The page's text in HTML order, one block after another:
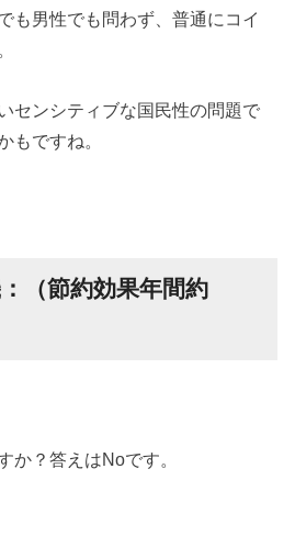
も男性でも問わず、普通にコイ
センシティブな国民性の問題で
もですね。
（節約効果年間約
か？答えはNoです。